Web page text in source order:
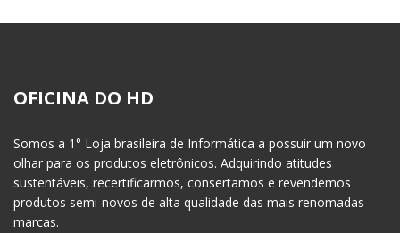
OFICINA DO HD
Somos a 1° Loja brasileira de Informática a possuir um novo
olhar para os produtos eletrônicos. Adquirindo atitudes
sustentáveis, recertificarmos, consertamos e revendemos
produtos semi-novos de alta qualidade das mais renomadas
marcas.